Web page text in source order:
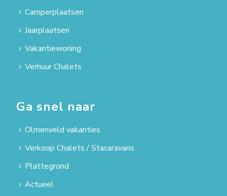
Camperplaatsen
Jaarplaatsen
Vakantiewoning
Verhuur Chalets
Ga snel naar
Olmenveld vakanties
Verkoop Chalets / Stacaravans
Plattegrond
Actueel